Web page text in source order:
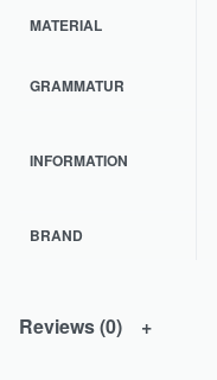
MATERIAL
GRAMMATUR
INFORMATION
BRAND
Reviews (0)